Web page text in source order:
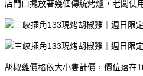
店門口擺放著幾個傳統烤爐，老闆使
胡椒雞價格依大小隻計價，價位落在